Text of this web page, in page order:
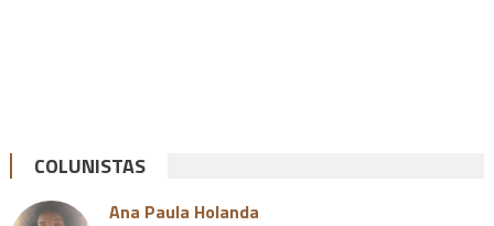
COLUNISTAS
Ana Paula Holanda